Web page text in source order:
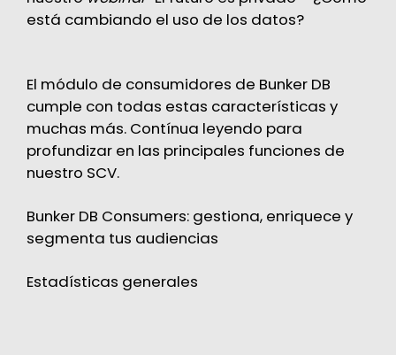
está cambiando el uso de los datos?
El módulo de consumidores de Bunker DB
cumple con todas estas características y
muchas más. Contínua leyendo para
profundizar en las principales funciones de
nuestro SCV.
Bunker DB Consumers: gestiona, enriquece y
segmenta tus audiencias
Estadísticas generales